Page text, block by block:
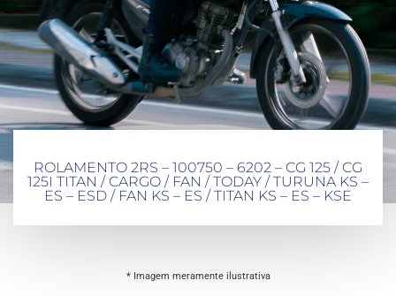
ROLAMENTO 2RS – 100750 – 6202 – CG 125 / CG
125I TITAN / CARGO / FAN / TODAY / TURUNA KS –
ES – ESD / FAN KS – ES / TITAN KS – ES – KSE
* Imagem meramente ilustrativa